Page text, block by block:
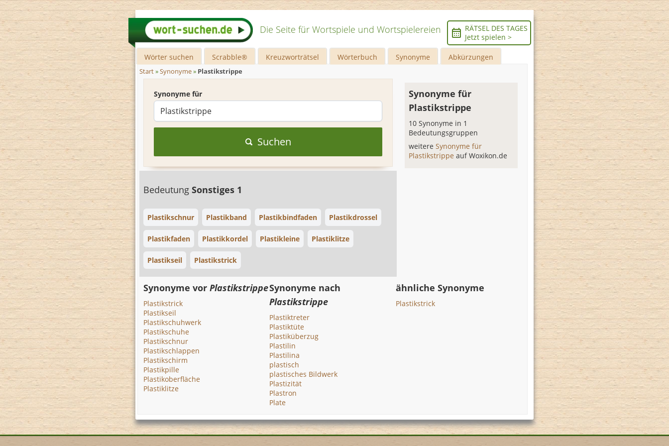
Die Seite für Wortspiele und Wortspielereien
RÄTSEL DES TAGES
Jetzt spielen >
Wörter suchen Scrabble® Kreuzworträtsel Wörterbuch Synonyme Abkürzungen
Start»Synonyme» Plastikstrippe
Synonyme für
Suchen
Bedeutung Sonstiges 1
Plastikschnur Plastikband Plastikbindfaden Plastikdrossel
Plastikfaden Plastikkordel Plastikleine Plastiklitze
Plastikseil Plastikstrick
Synonyme für
Plastikstrippe
10 Synonyme in 1
Bedeutungsgruppen
weitereSynonyme für
Plastikstrippeauf Woxikon.de
Synonyme vor Plastikstrippe
Plastikstrick
Plastikseil
Plastikschuhwerk
Plastikschuhe
Plastikschnur
Plastikschlappen
Plastikschirm
Plastikpille
Plastikoberfläche
Plastiklitze
Synonyme nach
Plastikstrippe
Plastiktreter
Plastiktüte
Plastiküberzug
Plastilin
Plastilina
plastisch
plastisches Bildwerk
Plastizität
Plastron
Plate
ähnliche Synonyme
Plastikstrick